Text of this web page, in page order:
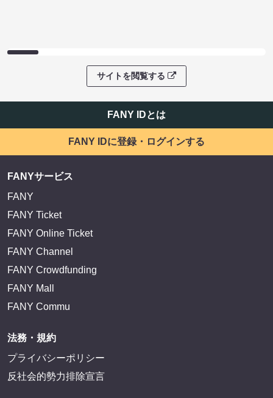
サイトを閲覧する
FANY IDとは
FANY IDに登録・ログインする
FANYサービス
FANY
FANY Ticket
FANY Online Ticket
FANY Channel
FANY Crowdfunding
FANY Mall
FANY Commu
法務・規約
プライバシーポリシー
反社会的勢力排除宣言